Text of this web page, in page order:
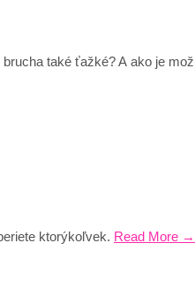
také ťažké? A ako je
ktorýkoľvek. Read More →